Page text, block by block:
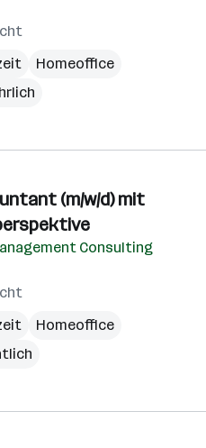
Homeoffice
(m/w/d) mit
Consulting
Homeoffice